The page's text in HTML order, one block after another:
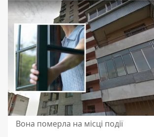
Вона померла на місці події